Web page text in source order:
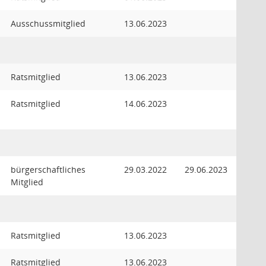
Ausschussmitglied 13.06.2023
Ratsmitglied 13.06.2023
Ratsmitglied 14.06.2023
bürgerschaftliches
Mitglied
29.03.2022 29.06.2023
Ratsmitglied 13.06.2023
Ratsmitglied 13.06.2023